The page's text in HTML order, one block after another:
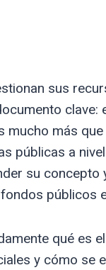
sus
clave:
mucho más
públicas a
su
públicos
qué es
y cómo se